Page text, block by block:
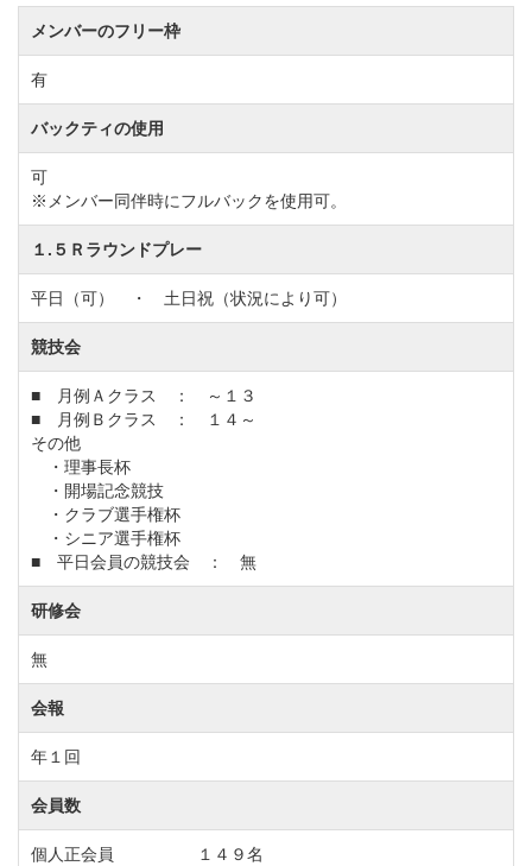
16,500円（税込）
年会費を下記のとおり改定します。
①実施：令和8年1月1日より
②年会費
正会員【改定前】33,000円（税込）→【改定後】
36,900円（税込）
平日会員(月～金)【改定前】16,500円（税込）→【改
定後】19,800円（税込）
◆周辺ゴルフ場
「筑波学園ゴルフ倶楽部」
部」 「岩瀬桜川カントリークラブ」
トリー倶楽部」
◆交通機関
・自動車でお越しの場合
北関東自動車道「桜川筑西IC」より約
常磐自動車道「桜土浦IC」より約35km、「谷和原IC」
から約50km。
・電車をご利用の場合
JR水戸線「新治駅」下車、クラブバスにて約10分。
メンバーのフリー枠
有
バックティの使用
可
※メンバー同伴時にフルバックを使用可。
１.５Ｒラウンドプレー
平日（可） ・ 土日祝（状況により可）
競技会
■ 月例Ａクラス ： ～１３
■ 月例Ｂクラス ： １４～
その他
・理事長杯
・開場記念競技
・クラブ選手権杯
・シニア選手権杯
■ 平日会員の競技会 ： 無
研修会
無
会報
年１回
会員数
個人正会員 １４９名